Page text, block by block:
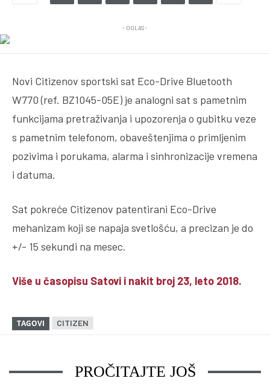
- OGLAS -
Novi Citizenov sportski sat Eco-Drive Bluetooth
W770 (ref. BZ1045-05E) je analogni sat s pametnim
funkcijama pretraživanja i upozorenja o gubitku veze
s pametnim telefonom, obaveštenjima o primljenim
pozivima i porukama, alarma i sinhronizacije vremena
i datuma.
Sat pokreće Citizenov patentirani Eco-Drive
mehanizam koji se napaja svetlošću, a precizan je do
+/- 15 sekundi na mesec.
Više u časopisu Satovi i nakit broj 23, leto 2018.
TAGOVI CITIZEN
PROČITAJTE JOŠ